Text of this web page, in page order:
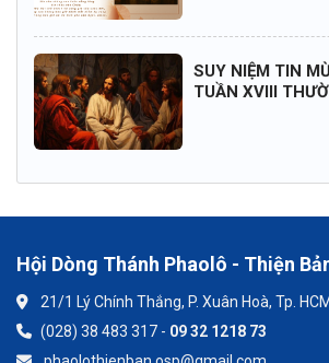
SUY NIỆM TIN
TUẦN XVIII
Hội Dòng Thánh Phaolô - Thiện
21/1 Lý Chính Thắng, P. Xuân Hoà, Tp. HCM.
(028) 38 483 317 - 09 32 1218 73